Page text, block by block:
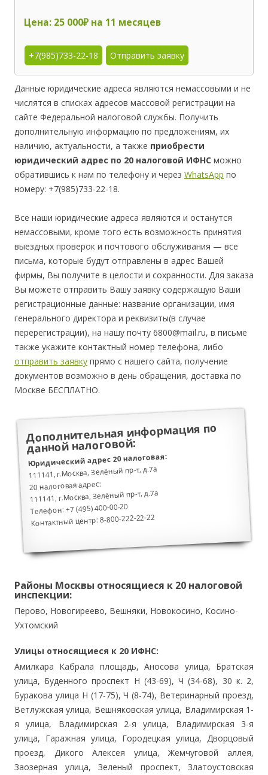
Цена: 25 000₽ на 11 месяцев
+7(985)733-22-18 Отправить заявку
Данные юридические адреса являются немассовыми и не
числятся в списках адресов массовой регистрации на
сайте Федеральной налоговой службы. Получить
дополнительную информацию по предложениям, их
наличию, актуальности, а также приобрести
юридический адрес по 20 налоговой ИФНС можно
обратившись к нам по телефону и через WhatsApp по
номеру: +7(985)733-22-18.
Все наши юридические адреса являются и останутся
немассовыми, кроме того есть возможность принятия
выездных проверок и почтового обслуживания — все
письма, которые будут отправлены в адрес Вашей
фирмы, Вы получите в целости и сохранности. Для заказа
Вы можете отправить Вашу заявку содержащую Ваши
регистрационные данные: название организации, имя
генерального директора и реквизиты(в случае
перерегистрации), на нашу почту 6800@mail.ru, в письме
также укажите контактный номер телефона, либо
отправить заявку прямо с нашего сайта, получение
документов возможно в день обращения, доставка по
Москве БЕСПЛАТНО.
Дополнительная информация по
данной налоговой:
Юридический адрес 20 налоговая:
111141, г.Москва, Зелёный пр-т, д.7а
20 налоговая адрес:
111141, г.Москва, Зелёный пр-т, д.7а
Телефон: +7 (495) 400-00-20
Контактный центр: 8-800-222-22-22
Районы Москвы относящиеся к 20 налоговой
инспекции:
Перово, Новогиреево, Вешняки, Новокосино, Косино-
Ухтомский
Улицы относящиеся к 20 ИФНС:
Амилкара Кабрала площадь, Аносова улица, Братская
улица, Буденного проспект Н (43-69), Ч (34-68), 30 к. 2,
Буракова улица Н (17-75), Ч (8-74), Ветеринарный проезд,
Ветлужская улица, Вешняковская улица, Владимирская 1-
я улица, Владимирская 2-я улица, Владимирская 3-я
улица, Гаражная улица, Городецкая улица, Дворцовый
проезд, Дикого Алексея улица, Жемчуговой аллея,
Заозерная улица, Зеленый проспект, Златоустовская